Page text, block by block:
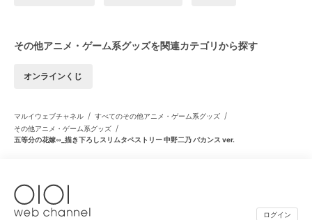
その他アニメ・ゲーム系グッズを関連カテゴリから探す
オンラインくじ
マルイウェブチャネル / すべてのその他アニメ・ゲーム系グッズ /
その他アニメ・ゲーム系グッズ /
五等分の花嫁∽_描き下ろしスリムタペストリー 中野二乃 バカンス ver.
ログイン